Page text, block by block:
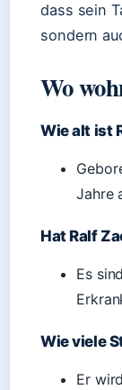
dass sein
sondern
Wo
Wie alt ist
Jahre
Hat Ralf
Es
Wie viele
Er